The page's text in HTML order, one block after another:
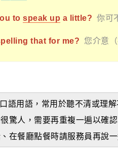
to speak up a little? 你可
that for me? 您介意
語用語，常用於聽不清或理
驚人，需要再重複一遍以確
在餐廳點餐時請服務員再說一